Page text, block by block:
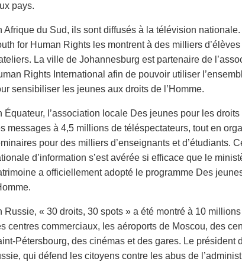
pays.
Afrique du Sud, ils sont diffusés à la télévision
for Human Rights les montrent à des milliers d’élèves
La ville de Johannesburg est partenaire de
Rights International afin de pouvoir utiliser
sensibiliser les jeunes aux droits de l’Homme.
Équateur, l’association locale Des jeunes pour les droits
messages à 4,5 millions de téléspectateurs, tout en
pour des milliers d’enseignants et d’étudiants.
d’information s’est avérée si efficace que le
a officiellement adopté le programme Des
Russie, « 30 droits, 30 spots » a été montré à 10
centres commerciaux, les aéroports de Moscou, des
Pétersbourg, des cinémas et des gares. Le président
qui défend les citoyens contre les abus de